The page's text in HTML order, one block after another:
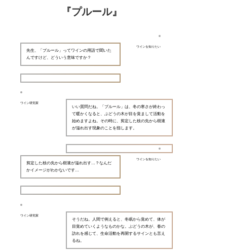
『プルール』
ワインを知りたい
先生、「プルール」ってワインの用語で聞いた
んですけど、どういう意味ですか？
ワイン研究家
いい質問だね。「プルール」は、冬の寒さが終わっ
て暖かくなると、ぶどうの木が目を覚まして活動を
始めますよね。その時に、剪定した枝の先から樹液
が溢れ出す現象のことを指します。
ワインを知りたい
剪定した枝の先から樹液が溢れ出す…？なんだ
かイメージがわかないです…
ワイン研究家
そうだね。人間で例えると、冬眠から覚めて、体が
目覚めていくようなものかな。ぶどうの木が、春の
訪れを感じて、生命活動を再開するサインとも言え
るね。